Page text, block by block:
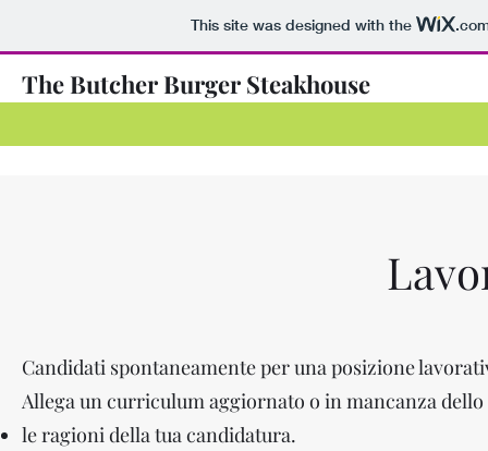
This site was designed with the
The Butcher Burger Steakhouse
Candidati spontaneamente per una posizione
Allega un curriculum aggiornato o in mancanza
le ragioni della tua candidatura.